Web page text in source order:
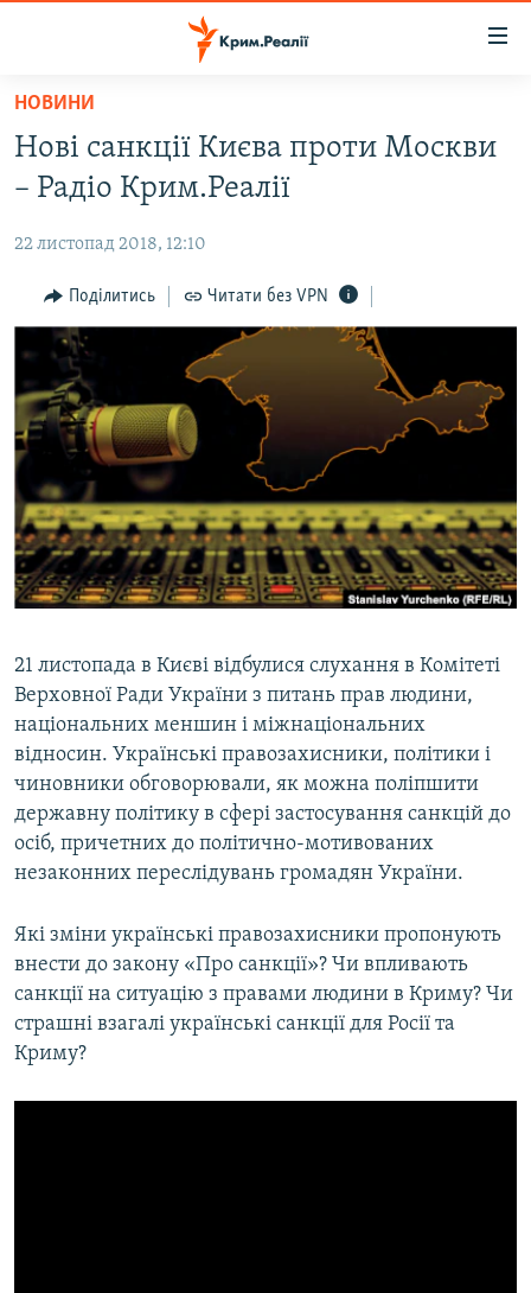
Перейти
основного
матеріалу
до
навігації
Перейти
пошуку
ВІДЕО ТА ФОТО
ПОЛІТИКА
БЛОГИ
ПОГЛЯД
ІНТЕРВ'Ю
ВСЕ ЗА ДЕНЬ
СПЕЦПРОЕКТИ
ДЕПОРТАЦІЯ
ВІДЕОУРОКИ «ELIFBE»
СВІДЧЕННЯ ОКУПАЦІЇ
ЯК ОБІЙТИ БЛОКУВАННЯ
Русский
Qırımtatar
Усі сайти RFE/RL
НОВИНИ
Нові санкції Києва проти Москви
– Радіо Крим.Реалії
22 листопад 2018, 12:10
Поділитись Читати без VPN
21 листопада в Києві відбулися слухання в Комітеті
Верховної Ради України з питань прав людини,
національних меншин і міжнаціональних
відносин. Українські правозахисники, політики і
чиновники обговорювали, як можна поліпшити
державну політику в сфері застосування санкцій до
осіб, причетних до політично-мотивованих
незаконних переслідувань громадян України.
Які зміни українські правозахисники пропонують
внести до закону «Про санкції»? Чи впливають
санкції на ситуацію з правами людини в Криму? Чи
страшні взагалі українські санкції для Росії та
Криму?